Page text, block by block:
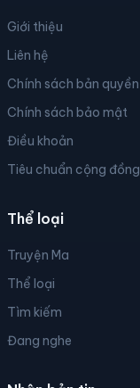
Giới thiệu
Liên hệ
Chính sách bản quyền
Chính sách bảo mật
Điều khoản
Tiêu chuẩn cộng đồng
Thể loại
Truyện Ma
Thể loại
Tìm kiếm
Đang nghe